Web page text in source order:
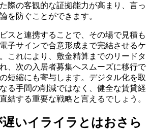
際の客観的な証拠能力が高まり、言っ
を防ぐことができます。
スと連携することで、その場で見積も
子サインで合意形成まで完結させるケ
これにより、敷金精算までのリードタ
、次の入居者募集へスムーズに移行で
短縮にも寄与します。デジタル化を取
る手間の削減ではなく、健全な賃貸経
結する重要な戦略と言えるでしょう。
いイライラとはおさら